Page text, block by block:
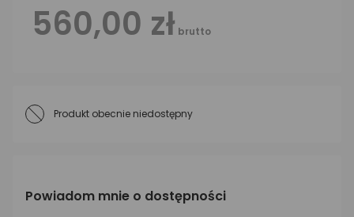
560,00 zł brutto
Produkt obecnie niedostępny
Powiadom mnie o dostępności